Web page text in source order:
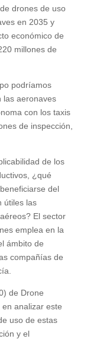
drones de uso
en 2035 y
económico de
millones de
podríamos
las aeronaves
con los taxis
de inspección,
de los
¿qué
del
útiles las
El sector
emplea en la
ámbito de
compañías de
de Drone
analizar este
uso de estas
y el